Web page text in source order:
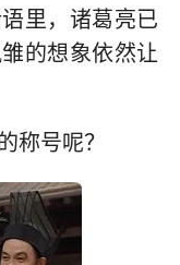
里，诸葛亮已
的想象依然让
称号呢？